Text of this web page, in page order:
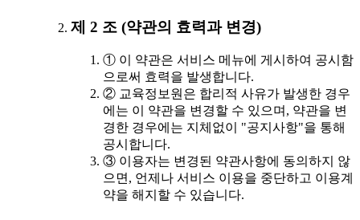
제 2 조 (약관의 효력과 변경)
① 이 약관은 서비스 메뉴에 게시하여 공시함
으로써 효력을 발생합니다.
② 교육정보원은 합리적 사유가 발생한 경우
에는 이 약관을 변경할 수 있으며, 약관을 변
경한 경우에는 지체없이 "공지사항"을 통해
공시합니다.
③ 이용자는 변경된 약관사항에 동의하지 않
으면, 언제나 서비스 이용을 중단하고 이용계
약을 해지할 수 있습니다.